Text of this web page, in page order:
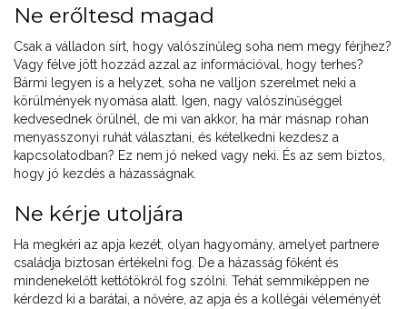
Ne erőltesd magad
Csak a válladon sírt, hogy valószínűleg soha nem megy férjhez?
Vagy félve jött hozzád azzal az információval, hogy terhes?
Bármi legyen is a helyzet, soha ne valljon szerelmet neki a
körülmények nyomása alatt. Igen, nagy valószínűséggel
kedvesednek örülnél, de mi van akkor, ha már másnap rohan
menyasszonyi ruhát választani, és kételkedni kezdesz a
kapcsolatodban? Ez nem jó neked vagy neki. És az sem biztos,
hogy jó kezdés a házasságnak.
Ne kérje utoljára
Ha megkéri az apja kezét, olyan hagyomány, amelyet partnere
családja biztosan értékelni fog. De a házasság főként és
mindenekelőtt kettőtökről fog szólni. Tehát semmiképpen ne
kérdezd ki a barátai, a nővére, az apja és a kollégái véleményét